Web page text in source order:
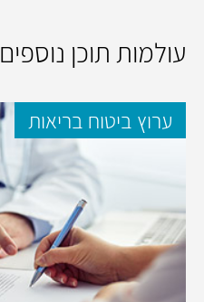
עולמות תוכן נוספים
ערוץ ביטוח בריאות